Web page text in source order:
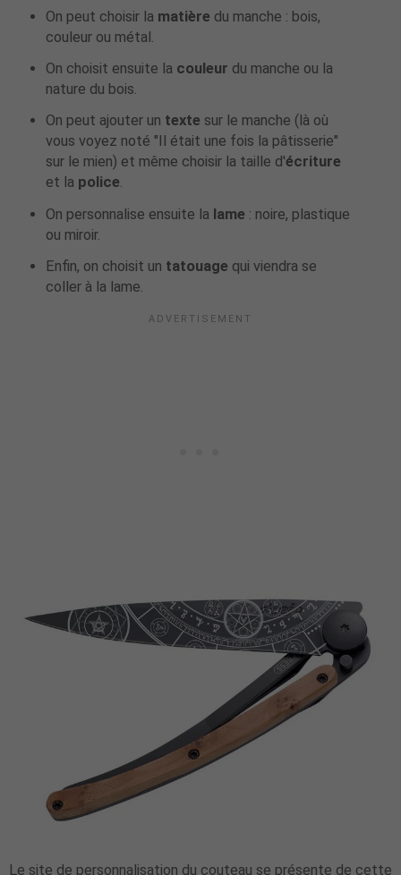
On peut choisir la matière du manche : bois,
couleur ou métal.
On choisit ensuite la couleur du manche ou la
nature du bois.
On peut ajouter un texte sur le manche (là où
vous voyez noté "Il était une fois la pâtisserie"
sur le mien) et même choisir la taille d'écriture
et la police.
On personnalise ensuite la lame : noire, plastique
ou miroir.
Enfin, on choisit un tatouage qui viendra se
coller à la lame.
Le site de personnalisation du couteau se présente de cette